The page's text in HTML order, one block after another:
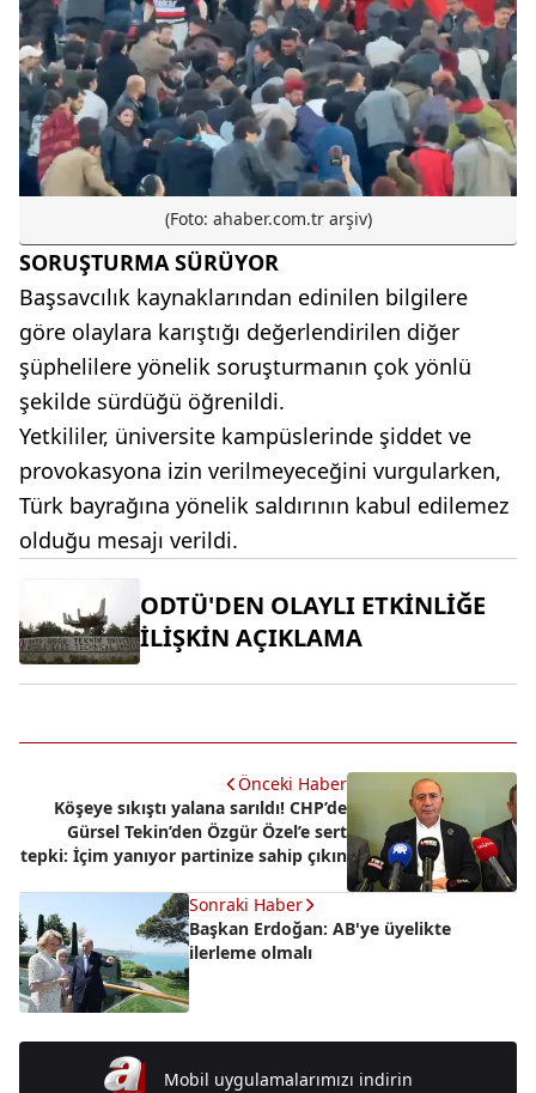
(Foto: ahaber.com.tr arşiv)
SORUŞTURMA SÜRÜYOR
Başsavcılık kaynaklarından edinilen bilgilere
göre olaylara karıştığı değerlendirilen diğer
şüphelilere yönelik soruşturmanın çok yönlü
şekilde sürdüğü öğrenildi.
Yetkililer, üniversite kampüslerinde şiddet ve
provokasyona izin verilmeyeceğini vurgularken,
Türk bayrağına yönelik saldırının kabul edilemez
olduğu mesajı verildi.
ODTÜ'DEN OLAYLI ETKİNLİĞE
İLİŞKİN AÇIKLAMA
Önceki Haber
Köşeye sıkıştı yalana sarıldı! CHP’de
Gürsel Tekin’den Özgür Özel’e sert
tepki: İçim yanıyor partinize sahip çıkın
Sonraki Haber
Başkan Erdoğan: AB'ye üyelikte
ilerleme olmalı
Mobil uygulamalarımızı indirin